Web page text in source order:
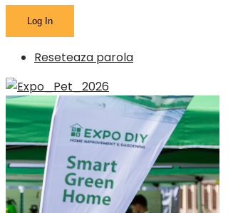
Reseteaza parola